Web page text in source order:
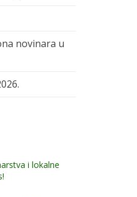
novinara u
i lokalne